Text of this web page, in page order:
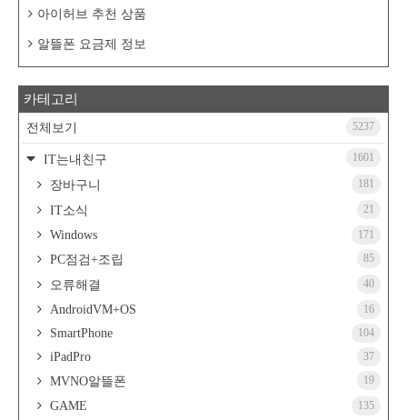
아이허브 추천 상품
알뜰폰 요금제 정보
카테고리
전체보기 5237
IT는내친구 1601
장바구니 181
IT소식 21
Windows 171
PC점검+조립 85
오류해결 40
AndroidVM+OS 16
SmartPhone 104
iPadPro 37
MVNO알뜰폰 19
GAME 135